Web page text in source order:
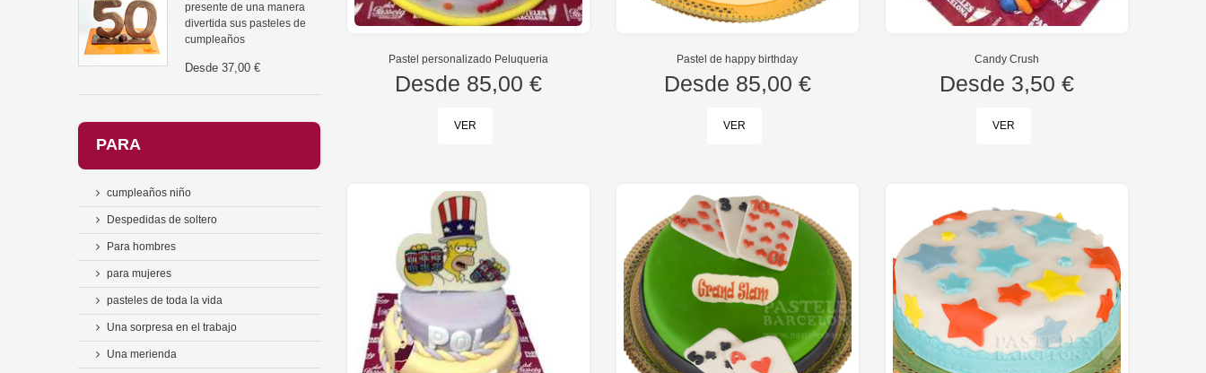
presente de una manera
divertida sus pasteles de
cumpleaños
Desde 37,00 €
PARA
cumpleaños niño
Despedidas de soltero
Para hombres
para mujeres
pasteles de toda la vida
Una sorpresa en el trabajo
Una merienda
Pastel personalizado Peluqueria
Desde 85,00 €
VER
Pastel de happy birthday
Desde 85,00 €
VER
Candy Crush
Desde 3,50 €
VER